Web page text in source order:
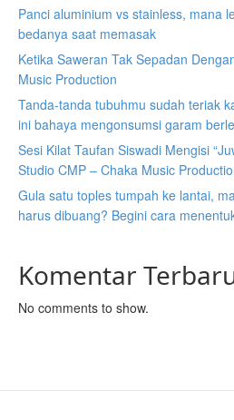
Panci aluminium vs stainless, mana
bedanya saat memasak
Ketika Saweran Tak Sepadan
Music Production
Tanda-tanda tubuhmu sudah teriak
ini bahaya mengonsumsi garam
Sesi Kilat Taufan Siswadi Mengisi
Studio CMP – Chaka Music
Gula satu toples tumpah ke lantai,
harus dibuang? Begini cara
Komentar
No comments to show.